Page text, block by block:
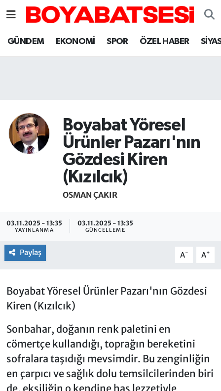
GÜNDEM EKONOMİ SPOR ÖZEL HABER
Boyabat Yöresel
Ürünler Pazarı'nın
Gözdesi Kiren
(Kızılcık)
OSMAN ÇAKIR
03.11.2025 - 13:35
YAYINLANMA
03.11.2025 - 13:35
GÜNCELLEME
Paylaş A- A+
Boyabat Yöresel Ürünler Pazarı'nın Gözdesi
Kiren (Kızılcık)
Sonbahar, doğanın renk paletini en
cömertçe kullandığı, toprağın bereketini
sofralara taşıdığı mevsimdir. Bu zenginliğin
en çarpıcı ve sağlık dolu temsilcilerinden biri
de, ekşiliğin o kendine has lezzetiyle
Sinop Nöbetçi Eczaneler
Sinop Trafik Yoğunluk Haritası
Süper Lig Puan Durumu ve Fikstür
Tüm Manşetler
Son Dakika Haberleri